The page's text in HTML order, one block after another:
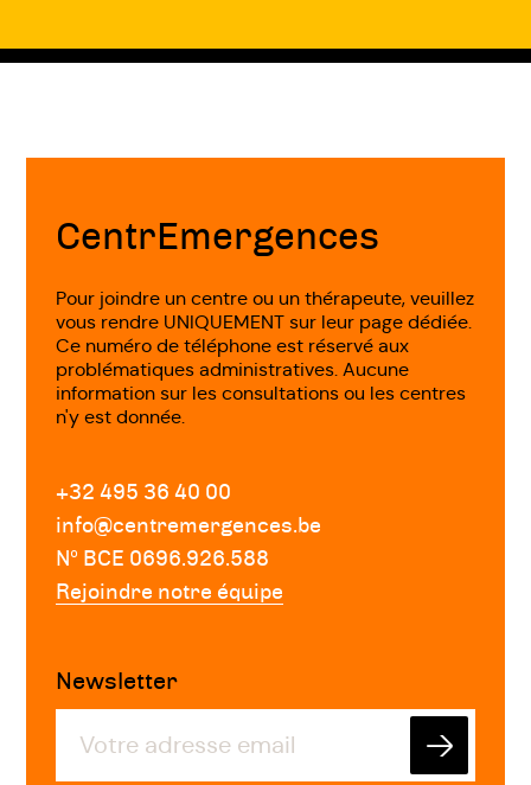
Fin
CentrEmergences
Pour joindre un centre ou un thérapeute, veuillez
vous rendre UNIQUEMENT sur leur page dédiée.
Ce numéro de téléphone est réservé aux
problématiques administratives. Aucune
information sur les consultations ou les centres
n'y est donnée.
+32 495 36 40 00
info@centremergences.be
Nº BCE 0696.926.588
Rejoindre notre équipe
Newsletter